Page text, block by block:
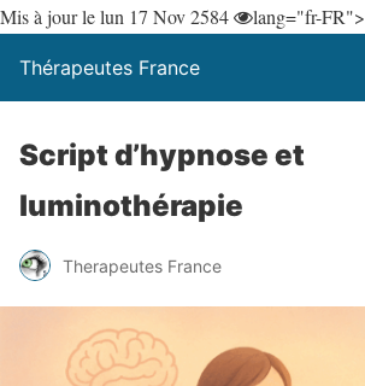
Mis à jour le lun 17 Nov 2584 lang="fr-FR">
Thérapeutes France
Script d’hypnose et
luminothérapie
Therapeutes France